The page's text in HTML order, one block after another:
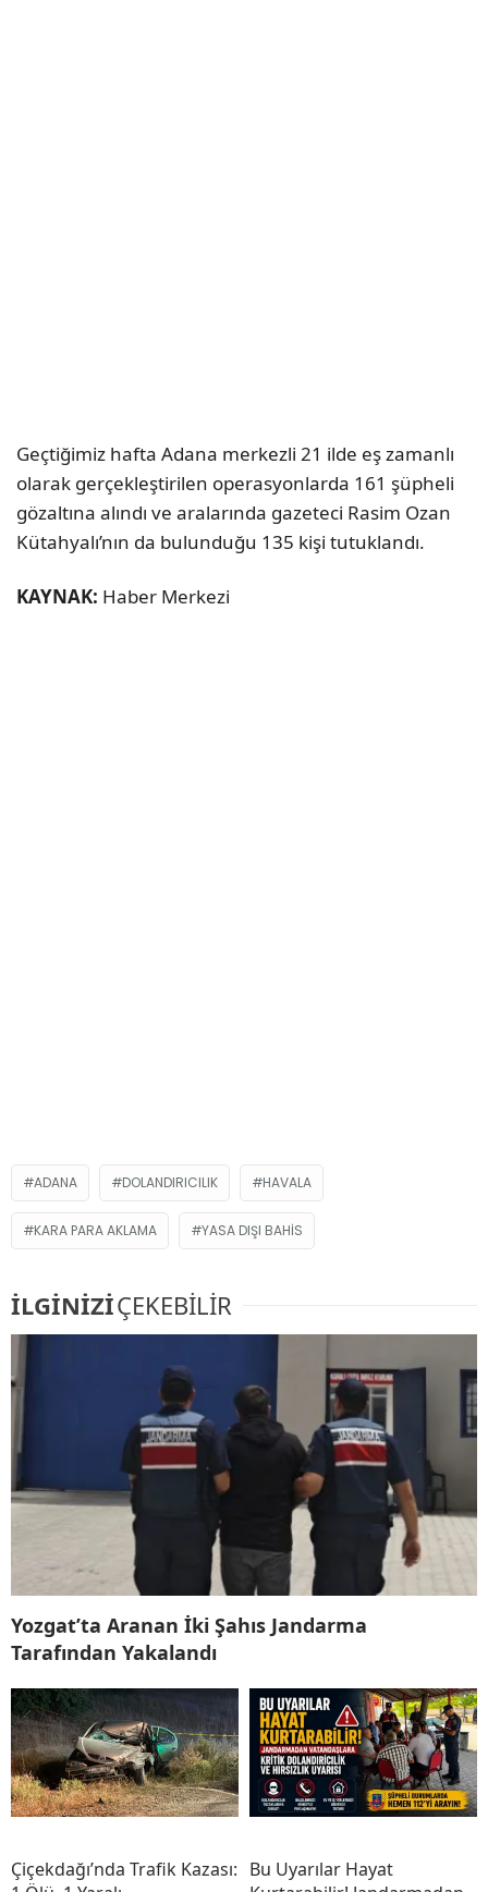
Geçtiğimiz hafta Adana merkezli 21 ilde eş zamanlı
olarak gerçekleştirilen operasyonlarda 161 şüpheli
gözaltına alındı ve aralarında gazeteci Rasim Ozan
Kütahyalı’nın da bulunduğu 135 kişi tutuklandı.
KAYNAK: Haber Merkezi
ADANA DOLANDIRICILIK HAVALA
KARA PARA AKLAMA YASA DIŞI BAHIS
İLGİNİZİÇEKEBİLİR
Yozgat’ta Aranan İki Şahıs Jandarma
Tarafından Yakalandı
Çiçekdağı’nda Trafik Kazası: Bu Uyarılar Hayat